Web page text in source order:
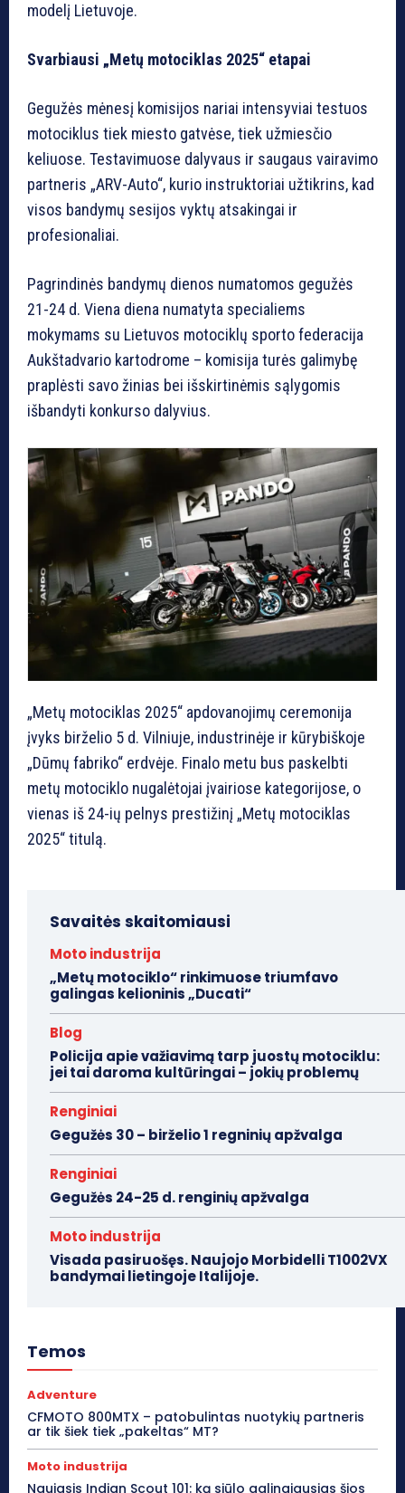
modelį Lietuvoje.
Svarbiausi „Metų motociklas 2025“ etapai
Gegužės mėnesį komisijos nariai intensyviai testuos
motociklus tiek miesto gatvėse, tiek užmiesčio
keliuose. Testavimuose dalyvaus ir saugaus vairavimo
partneris „ARV-Auto“, kurio instruktoriai užtikrins, kad
visos bandymų sesijos vyktų atsakingai ir
profesionaliai.
Pagrindinės bandymų dienos numatomos gegužės
21-24 d. Viena diena numatyta specialiems
mokymams su Lietuvos motociklų sporto federacija
Aukštadvario kartodrome – komisija turės galimybę
praplėsti savo žinias bei išskirtinėmis sąlygomis
išbandyti konkurso dalyvius.
„Metų motociklas 2025“ apdovanojimų ceremonija
įvyks birželio 5 d. Vilniuje, industrinėje ir kūrybiškoje
„Dūmų fabriko“ erdvėje. Finalo metu bus paskelbti
metų motociklo nugalėtojai įvairiose kategorijose, o
vienas iš 24-ių pelnys prestižinį „Metų motociklas
2025“ titulą.
Savaitės skaitomiausi
Moto industrija
„Metų motociklo“ rinkimuose triumfavo
galingas kelioninis „Ducati“
Blog
Policija apie važiavimą tarp juostų motociklu:
jei tai daroma kultūringai – jokių problemų
Renginiai
Gegužės 30 – birželio 1 regninių apžvalga
Renginiai
Gegužės 24-25 d. renginių apžvalga
Moto industrija
Visada pasiruošęs. Naujojo Morbidelli T1002VX
bandymai lietingoje Italijoje.
Temos
Adventure
CFMOTO 800MTX – patobulintas nuotykių partneris
ar tik šiek tiek „pakeltas“ MT?
Moto industrija
Naujasis Indian Scout 101: ką siūlo galingiausias šios